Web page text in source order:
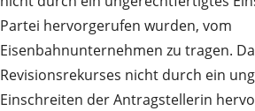
Partei hervorgerufen wurden, vom
Eisenbahnunternehmen zu tragen.
Revisionsrekurses nicht durch ein
Einschreiten der Antragstellerin